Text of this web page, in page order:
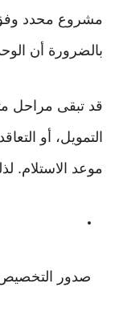
مشروع محدد وفق
بالضرورة أن
قد تبقى مراحل
التمويل، أو
موعد الاستلام.
صدور